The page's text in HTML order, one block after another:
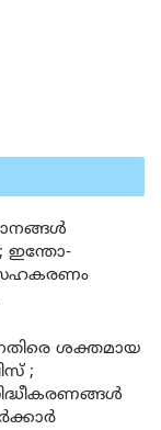
ഇന്തോ-
സഹകരണം
ശക്തമായ
;